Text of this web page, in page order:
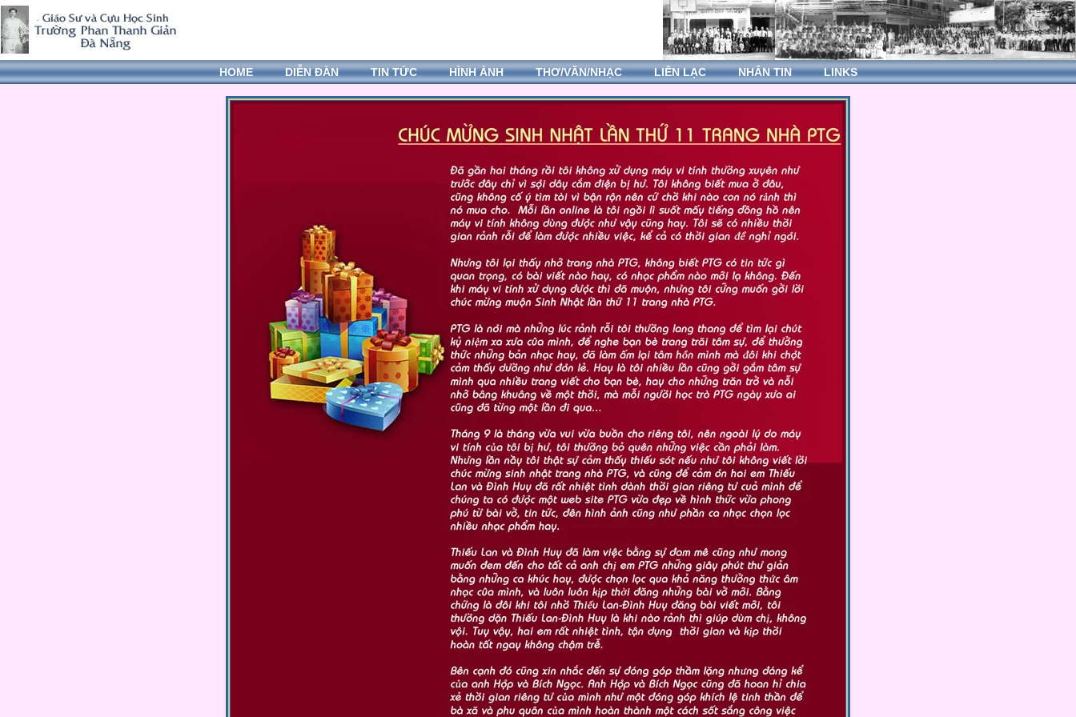
HOME DIỄN ĐÀN TIN TỨC HÌNH ẢNH THƠ/VĂN/NHẠC LIÊN LẠC NHẮN TIN LINKS